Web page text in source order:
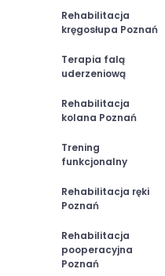
Rehabilitacja
kręgosłupa Poznań
Terapia falą
uderzeniową
Rehabilitacja
kolana Poznań
Trening
funkcjonalny
Rehabilitacja ręki
Poznań
Rehabilitacja
pooperacyjna
Poznań